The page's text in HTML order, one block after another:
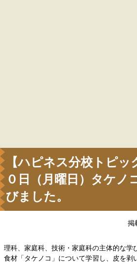
【ハピネス分校トピッ
０日（月曜日）タケノ
びました。
掲
理科、家庭科、技術・家庭科の主体的な学
食材「タケノコ」について学習し、皮を剥